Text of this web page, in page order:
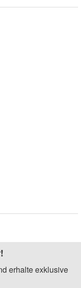
erhalte exklusive